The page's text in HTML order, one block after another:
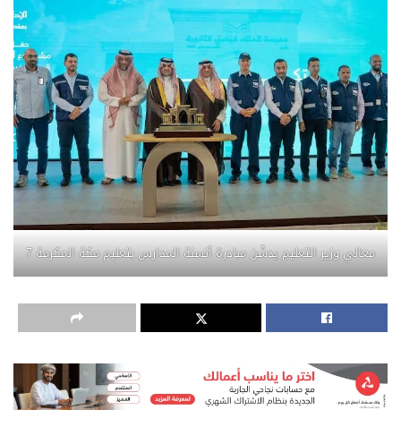
معالي وزير التعليم يدشّن مبادرة أنسنة المدارس بتعليم مكة المكرمة 7